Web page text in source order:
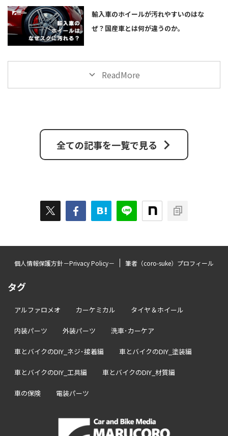
輸入車のホイールが汚れやすいのはな
ぜ？国産車とは何が違うのか。
ReadMore
全ての記事を一覧で見る
個人情報保護方針－Privacy Policy－ 筆者（coro-suke）プロフィール
タグ
アルファロメオ カーケミカル タイヤ＆ホイール
内装パーツ 外装パーツ 洗車･カーケア
車とバイクのDIY_ネジ･接着編 車とバイクのDIY_塗装編
車とバイクのDIY_工具編 車とバイクのDIY_材質編
車の保険 電装パーツ